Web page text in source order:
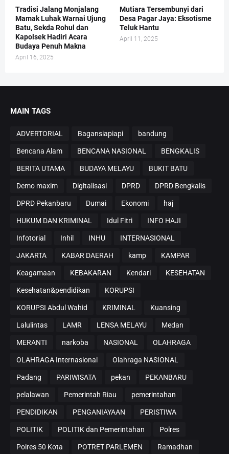
Tradisi Jalang Monjalang
Mamak Luhak Warnai Ujung
Batu, Sekda Rohul dan
Kapolsek Hadiri Acara
Budaya Penuh Makna
April 16, 2025
Mutiara Tersembunyi dari
Desa Pagar Jaya: Eksotisme
Teluk Hantu
April 11, 2025
MAIN TAGS
ADVERTORIAL Bagansiapiapi bandung
Bencana Alam BENCANA NASIONAL BENGKALIS
BERITA UTAMA BUDAYA MELAYU BUKIT BATU
Demo maxim Digitalisasi DPRD DPRD Bengkalis
DPRD Pekanbaru Dumai Ekonomi haj
HUKUM DAN KRIMINAL Idul Fitri INFO HAJI
Infotorial Inhil INHU INTERNASIONAL
JAKARTA KABAR DAERAH kamp KAMPAR
Keagamaan KEBAKARAN Kendari KESEHATAN
Kesehatan&pendidikan KORUPSI
KORUPSI Abdul Wahid KRIMINAL Kuansing
Lalulintas LAMR LENSA MELAYU Medan
MERANTI narkoba NASIONAL OLAHRAGA
OLAHRAGA Internasional Olahraga NASIONAL
Padang PARIWISATA pekan PEKANBARU
pelalawan Pemerintah Riau pemerintahan
PENDIDIKAN PENGANIAYAAN PERISTIWA
POLITIK POLITIK dan Pemerintahan Polres
Polres 50 Kota POTRET PARLEMEN Ramadhan